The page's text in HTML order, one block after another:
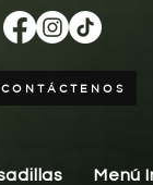
CONTÁCTENOS
Menú